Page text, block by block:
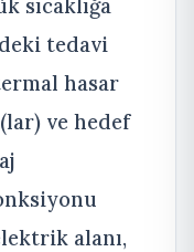
tedavi
hasar
ve hedef
alanı,